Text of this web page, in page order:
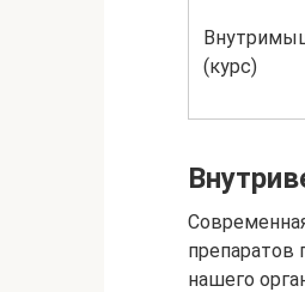
(курс)
препаратов
нашего